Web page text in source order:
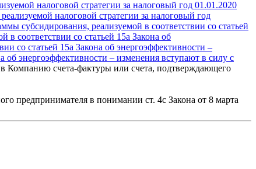
налоговой стратегии за налоговый год 01.01.2020
налоговой стратегии за налоговый год
субсидирования, реализуемой в соответствии со статьей
соответствии со статьей 15a Закона об
со статьей 15a Закона об энергоэффективности –
об энергоэффективности – изменения вступают в силу с
Компанию счета-фактуры или счета, подтверждающего
предпринимателя в понимании ст. 4c Закона от 8 марта